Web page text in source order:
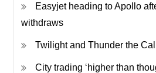
Easyjet heading to Apollo
withdraws
Twilight and Thunder the
City trading ‘higher than